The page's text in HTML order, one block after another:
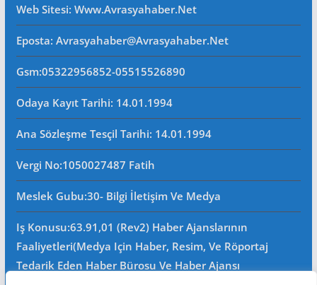
Web Sitesi: Www.avrasyahaber.net
Eposta: Avrasyahaber@avrasyahaber.net
Gsm:05322956852-05515526890
Odaya Kayıt Tarihi: 14.01.1994
Ana Sözleşme Tesçil Tarihi: 14.01.1994
Vergi No:1050027487 Fatih
Meslek Gubu:30- Bilgi İletişim Ve Medya
Iş Konusu:63.91,01 (Rev2) Haber Ajanslarının
Faaliyetleri(Medya Için Haber, Resim, Ve Röportaj
Tedarik Eden Haber Bürosu Ve Haber Ajansı